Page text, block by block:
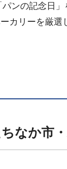
ンの記念日
カリーを厳選
なか市